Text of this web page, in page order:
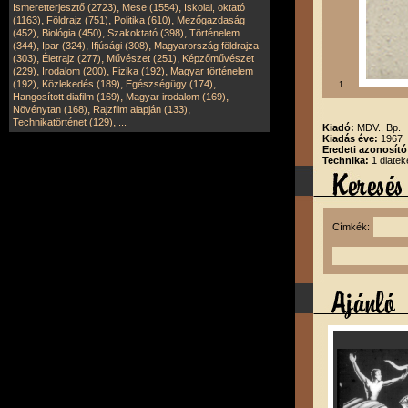
Ismeretterjesztő (2723), Mese (1554), Iskolai, oktató
(1163), Földrajz (751), Politika (610), Mezőgazdaság
(452), Biológia (450), Szakoktató (398), Történelem
(344), Ipar (324), Ifjúsági (308), Magyarország földrajza
(303), Életrajz (277), Művészet (251), Képzőművészet
(229), Irodalom (200), Fizika (192), Magyar történelem
(192), Közlekedés (189), Egészségügy (174),
Hangosított diafilm (169), Magyar irodalom (169),
Növénytan (168), Rajzfilm alapján (133),
Technikatörténet (129),
1
Kiadó: MDV., Bp.
Kiadás éve: 1967
Eredeti
Technika: 1
Címkék: